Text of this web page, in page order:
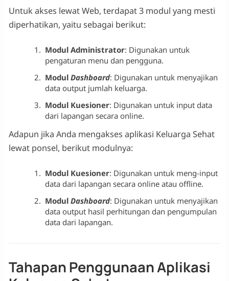
Untuk akses lewat Web, terdapat 3 modul yang mesti
diperhatikan, yaitu sebagai berikut:
Modul Administrator: Digunakan untuk
pengaturan menu dan pengguna.
Modul Dashboard: Digunakan untuk menyajikan
data output jumlah keluarga.
Modul Kuesioner: Digunakan untuk input data
dari lapangan secara online.
Adapun jika Anda mengakses aplikasi Keluarga Sehat
lewat ponsel, berikut modulnya:
Modul Kuesioner: Digunakan untuk meng-input
data dari lapangan secara online atau offline.
Modul Dashboard: Digunakan untuk menyajikan
data output hasil perhitungan dan pengumpulan
data dari lapangan.
Tahapan Penggunaan Aplikasi